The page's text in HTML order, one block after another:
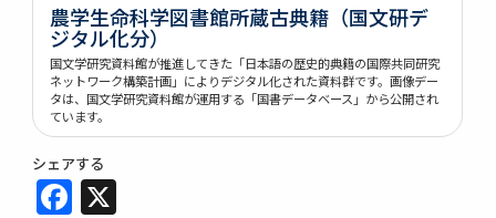
農学生命科学図書館所蔵古典籍（国文研デ
ジタル化分）
国文学研究資料館が推進してきた「日本語の歴史的典籍の国際共同研究
ネットワーク構築計画」によりデジタル化された資料群です。画像デー
タは、国文学研究資料館が運用する「国書データベース」から公開され
ています。
シェアする
Facebook